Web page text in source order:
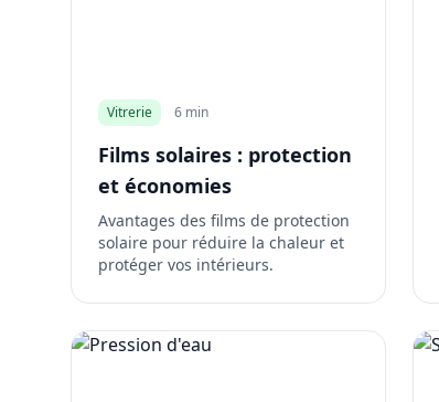
Vitrerie 6 min
Films solaires : protection
et économies
Avantages des films de protection
solaire pour réduire la chaleur et
protéger vos intérieurs.